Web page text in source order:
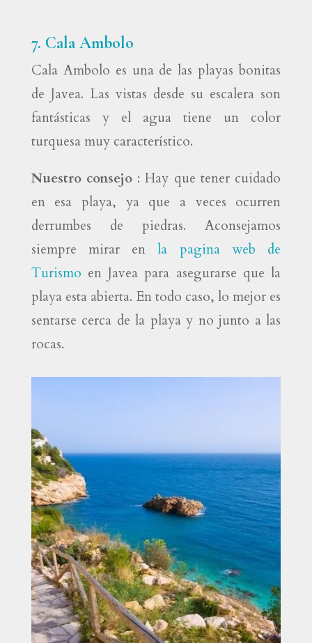
7. Cala Ambolo
Cala Ambolo es una de las playas bonitas
de Javea. Las vistas desde su escalera son
fantásticas y el agua tiene un color
turquesa muy característico.
Nuestro consejo : Hay que tener cuidado
en esa playa, ya que a veces ocurren
derrumbes de piedras. Aconsejamos
siempre mirar en la pagina web de
Turismo en Javea para asegurarse que la
playa esta abierta. En todo caso, lo mejor es
sentarse cerca de la playa y no junto a las
rocas.